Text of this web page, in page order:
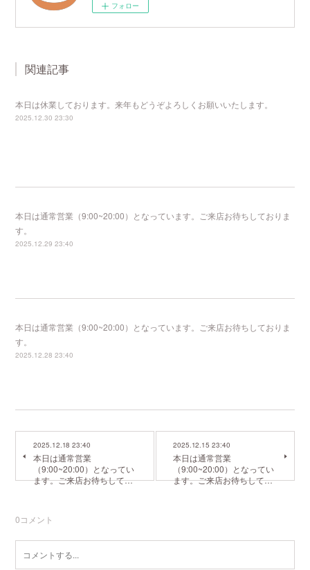
フォロー
関連記事
本日は休業しております。来年もどうぞよろしくお願いいたします。
2025.12.30 23:30
本日は通常営業（9:00~20:00）となっています。ご来店お待ちしておりま
す。
2025.12.29 23:40
本日は通常営業（9:00~20:00）となっています。ご来店お待ちしておりま
す。
2025.12.28 23:40
2025.12.18 23:40
本日は通常営業
（9:00~20:00）となってい
ます。ご来店お待ちして…
2025.12.15 23:40
本日は通常営業
（9:00~20:00）となってい
ます。ご来店お待ちして…
0コメント